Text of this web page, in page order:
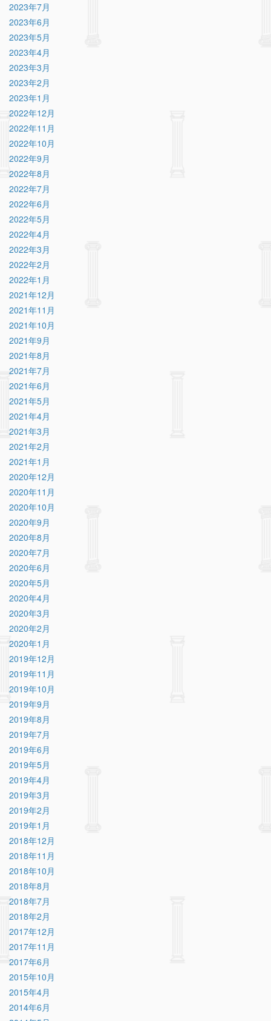
2023年7月
2023年6月
2023年5月
2023年4月
2023年3月
2023年2月
2023年1月
2022年12月
2022年11月
2022年10月
2022年9月
2022年8月
2022年7月
2022年6月
2022年5月
2022年4月
2022年3月
2022年2月
2022年1月
2021年12月
2021年11月
2021年10月
2021年9月
2021年8月
2021年7月
2021年6月
2021年5月
2021年4月
2021年3月
2021年2月
2021年1月
2020年12月
2020年11月
2020年10月
2020年9月
2020年8月
2020年7月
2020年6月
2020年5月
2020年4月
2020年3月
2020年2月
2020年1月
2019年12月
2019年11月
2019年10月
2019年9月
2019年8月
2019年7月
2019年6月
2019年5月
2019年4月
2019年3月
2019年2月
2019年1月
2018年12月
2018年11月
2018年10月
2018年8月
2018年7月
2018年2月
2017年12月
2017年11月
2017年6月
2015年10月
2015年4月
2014年6月